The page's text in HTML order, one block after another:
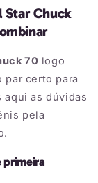
Star Chuck
70 logo
par certo para
aqui as dúvidas
pela
primeira